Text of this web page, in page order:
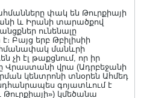
փակ են Թուրքիայի
և Իրանի տարածքով
ունենալը
Բայց երբ Թբիլիսիի
մանևրի
չի էլ թաքցնում, որ իր
Վրաստանի վրա (Ադրբեջանի
կենտրոնի տնօրեն Ահմեդ
գոյատևում է
Թուրքիայի») կմեծանա